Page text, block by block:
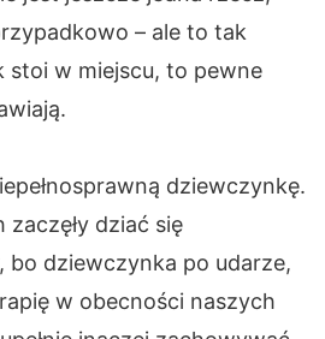
– ale to tak
stoi w miejscu, to pewne
dziewczynkę.
dziać się
bo dziewczynka po udarze,
w obecności naszych